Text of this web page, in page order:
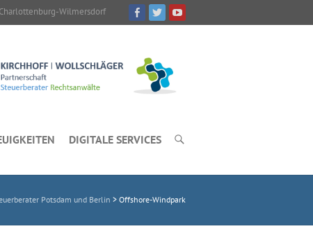
Wilmersdorf
DIGITALE SERVICES
Potsdam und Berlin > Offshore-Windpark